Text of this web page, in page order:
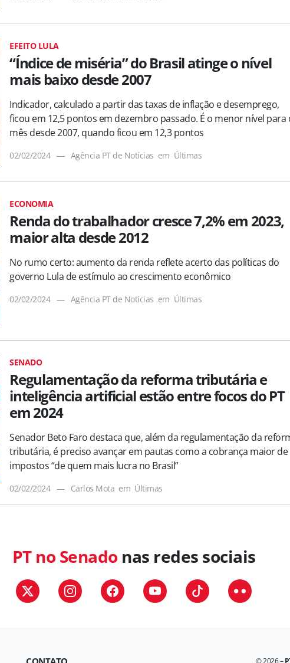
EFEITO LULA
“Índice de miséria” do Brasil atinge o nível
mais baixo desde 2007
Indicador, calculado a partir das taxas de inflação e desemprego,
ficou em 12,5 pontos em dezembro passado. É o menor nível para
mês desde 2007, quando ficou em 12,3 pontos
02/02/2024 — Agência PT de Notícias em Últimas
ECONOMIA
Renda do trabalhador cresce 7,2% em 2023,
maior alta desde 2012
No rumo certo: aumento da renda reflete acerto das políticas do
governo Lula de estímulo ao crescimento econômico
02/02/2024 — Agência PT de Notícias em Últimas
SENADO
Regulamentação da reforma tributária e
inteligência artificial estão entre focos do PT
em 2024
Senador Beto Faro destaca que, além da regulamentação da
tributária, é preciso avançar em pautas como a cobrança maior de
impostos “de quem mais lucra no Brasil”
02/02/2024 — Carlos Mota em Últimas
PT no Senado nas redes sociais
© 2026 –